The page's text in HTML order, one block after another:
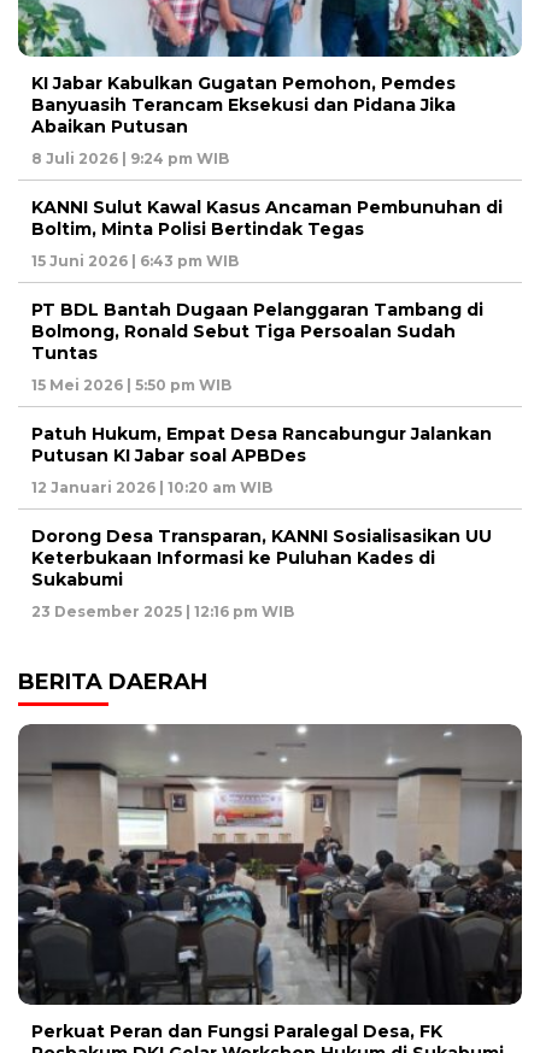
KI Jabar Kabulkan Gugatan Pemohon, Pemdes
Banyuasih Terancam Eksekusi dan Pidana Jika
Abaikan Putusan
8 Juli 2026 | 9:24 pm WIB
KANNI Sulut Kawal Kasus Ancaman Pembunuhan di
Boltim, Minta Polisi Bertindak Tegas
15 Juni 2026 | 6:43 pm WIB
PT BDL Bantah Dugaan Pelanggaran Tambang di
Bolmong, Ronald Sebut Tiga Persoalan Sudah
Tuntas
15 Mei 2026 | 5:50 pm WIB
Patuh Hukum, Empat Desa Rancabungur Jalankan
Putusan KI Jabar soal APBDes
12 Januari 2026 | 10:20 am WIB
Dorong Desa Transparan, KANNI Sosialisasikan UU
Keterbukaan Informasi ke Puluhan Kades di
Sukabumi
23 Desember 2025 | 12:16 pm WIB
BERITA DAERAH
Perkuat Peran dan Fungsi Paralegal Desa, FK